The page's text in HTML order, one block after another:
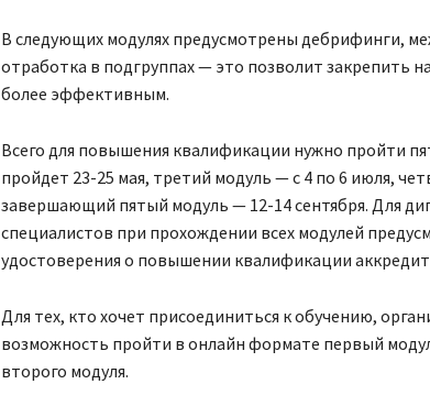
В следующих модулях предусмотрены дебрифинги,
отработка в подгруппах — это позволит закрепить
более эффективным.
Всего для повышения квалификации нужно пройти
пройдет 23-25 мая, третий модуль — с 4 по 6 июля,
завершающий пятый модуль — 12-14 сентября. Для
специалистов при прохождении всех модулей
удостоверения о повышении квалификации
Для тех, кто хочет присоединиться к обучению,
возможность пройти в онлайн формате первый
второго модуля.